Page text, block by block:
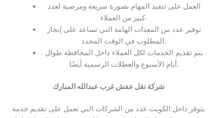
العمل على تنفيذ المهام بصورة سريعة ومرضية لعدد
كبير من العملاء.
توفير عدد من المعدات الهامة التي تساعد على إنجاز
المطلوب في الوقت المحدد.
يتم تقديم الخدمات لكل العملاء داخل المحافظة طوال
أيام الأسبوع والعطلات الرسمية أيضًا.
شركةنقل عفش غرب عبدالله المبارك
يتوفر داخل الكويت عدد من الشركات التي تعمل على تقديم خدمة